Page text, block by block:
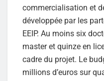
commercialisation et
développée par les
EEIP. Au moins six
master et quinze en
cadre du projet. Le
millions d’euros sur